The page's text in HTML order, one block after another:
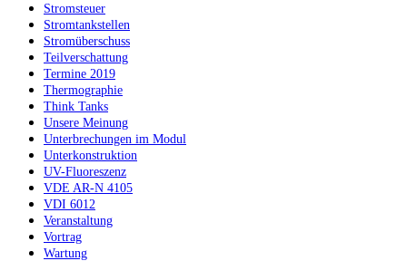
Stromsteuer
Stromtankstellen
Stromüberschuss
Teilverschattung
Termine 2019
Thermographie
Think Tanks
Unsere Meinung
Unterbrechungen im Modul
Unterkonstruktion
UV-Fluoreszenz
VDE AR-N 4105
VDI 6012
Veranstaltung
Vortrag
Wartung